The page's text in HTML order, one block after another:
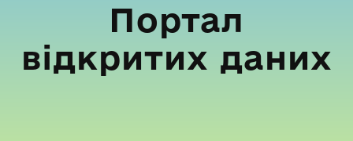
Портал
відкритих даних